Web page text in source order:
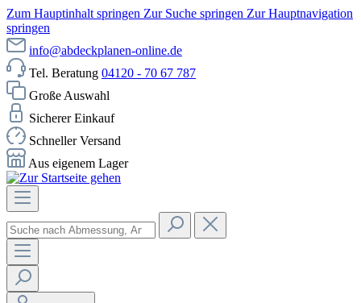
Zum Hauptinhalt springen Zur Suche springen Zur Hauptnavigation
springen
info@abdeckplanen-online.de
Tel. Beratung 04120 - 70 67 787
Große Auswahl
Sicherer Einkauf
Schneller Versand
Aus eigenem Lager